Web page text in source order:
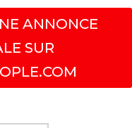
ANNONCE
SUR